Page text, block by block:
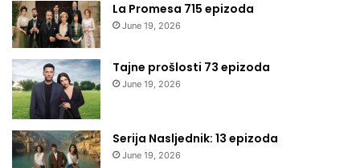
La Promesa 715 epizoda
June 19, 2026
Tajne prošlosti 73 epizoda
June 19, 2026
Serija Nasljednik: 13 epizoda
June 19, 2026